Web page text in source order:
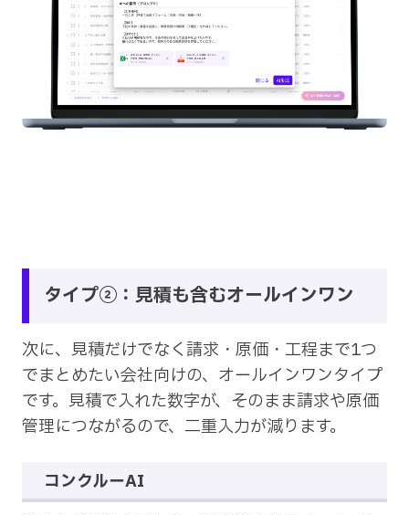
タイプ②：見積も含むオールインワン
次に、見積だけでなく請求・原価・工程まで1つ
でまとめたい会社向けの、オールインワンタイプ
です。見積で入れた数字が、そのまま請求や原価
管理につながるので、二重入力が減ります。
コンクルーAI